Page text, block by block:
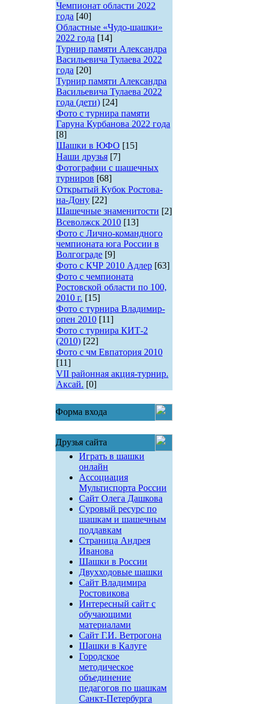
Чемпионат области 2022
года [40]
Областные «Чудо-шашки»
2022 года [14]
Турнир памяти Александра
Васильевича Тулаева 2022
года [20]
Турнир памяти Александра
Васильевича Тулаева 2022
года (дети) [24]
Фото с турнира памяти
Гаруна Курбанова 2022 года
[8]
Шашки в ЮФО [15]
Наши друзья [7]
Фотографии с шашечных
турниров [68]
Открытый Кубок Ростова-
на-Дону [22]
Шашечные знаменитости [2]
Всеволжск 2010 [13]
Фото с Лично-командного
чемпионата юга России в
Волгограде [9]
Фото с КЧР 2010 Адлер [63]
Фото с чемпионата
Ростовской области по 100,
2010 г. [15]
Фото с турнира Владимир-
опен 2010 [11]
Фото с турнира КИТ-2
(2010) [22]
Фото с чм Евпатория 2010
[11]
VII районная акция-турнир.
Аксай. [0]
Форма входа
Друзья сайта
Играть в шашки
онлайн
Ассоциация
Мультиспорта России
Сайт Олега Дашкова
Суровый ресурс по
шашкам и шашечным
поддавкам
Страница Андрея
Иванова
Шашки в России
Двухходовые шашки
Сайт Владимира
Ростовикова
Интересный сайт с
обучающими
материалами
Сайт Г.И. Ветрогона
Шашки в Калуге
Городское
методическое
объединение
педагогов по шашкам
Санкт-Петербурга